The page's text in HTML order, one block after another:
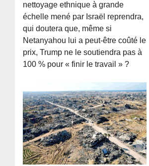
nettoyage ethnique à grande
échelle mené par Israël reprendra,
qui doutera que, même si
Netanyahou lui a peut-être coûté le
prix, Trump ne le soutiendra pas à
100 % pour « finir le travail » ?